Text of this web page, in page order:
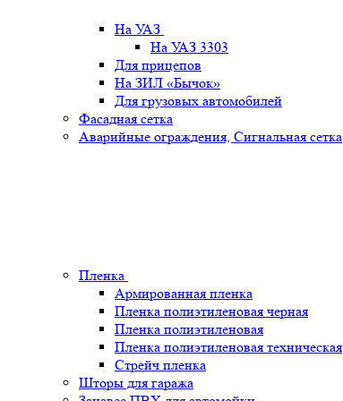
На УАЗ
На УАЗ 3303
Для прицепов
На ЗИЛ «Бычок»
Для грузовых автомобилей
Фасадная сетка
Аварийные ограждения, Сигнальная сетка
Пленка
Армированная пленка
Пленка полиэтиленовая черная
Пленка полиэтиленовая
Пленка полиэтиленовая техническая
Стрейч пленка
Шторы для гаража